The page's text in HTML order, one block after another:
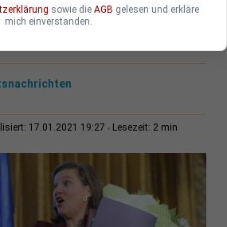
Wladimir Putin stürzen ließe.
17.01.2021 19:27 Lesezeit: 2 min
sowie die AGB gelesen und erkläre
mich einverstanden.